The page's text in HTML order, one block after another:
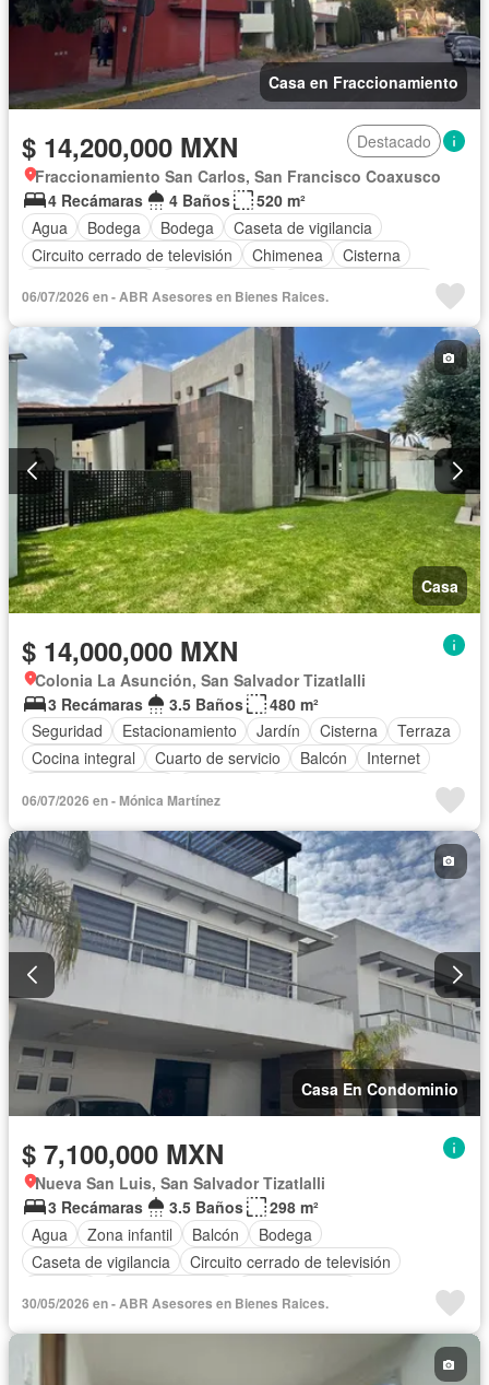
Casa en Fraccionamiento
$ 14,200,000 MXN
Destacado
Fraccionamiento San Carlos, San Francisco Coaxusco
4 Recámaras
4 Baños
520 m²
Agua
Bodega Bodega
Caseta de vigilancia
Circuito cerrado de televisión
Chimenea
Cisterna
Cuarto de servicio
Electricidad
Estacionamiento
Internet
Jardín Despacho
Recámara con closet
Sala polivalente
Seguridad
Televisión por cable
Terraza
Wifi Zonas verdes Sin amueblar
06/07/2026 en - ABR Asesores en Bienes Raices.
Casa
$ 14,000,000 MXN
Colonia La Asunción, San Salvador Tizatlalli
3 Recámaras
3.5 Baños
480 m²
Seguridad
Estacionamiento Jardín Cisterna
Terraza
Cocina integral
Cuarto de servicio Balcón
Internet
Sin amueblar
06/07/2026 en - Mónica Martínez
Casa En Condominio
$ 7,100,000 MXN
Nueva San Luis, San Salvador Tizatlalli
3 Recámaras
3.5 Baños
298 m²
Agua
Zona infantil Balcón
Bodega
Caseta de vigilancia
Circuito cerrado de televisión
Cuarto de Limpieza
Electricidad
Estacionamiento
Despacho
30/05/2026 en - ABR Asesores en Bienes Raices.